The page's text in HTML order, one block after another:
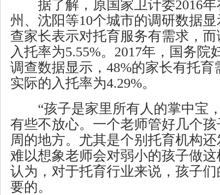
据了解，原国家卫计委2016年
州、沈阳等10个城市的调研数据
查家长表示对托育服务有需求，
入托率为5.55%。2017年，国务院
调查数据显示，48%的家长有托
实际的入托率为4.29%。
“孩子是家里所有人的掌中宝
有些不放心。一个老师管好几个
周的地方。尤其是个别托育机构
难以想象老师会对弱小的孩子做
认为，对于托育行业来说，孩子
要的。